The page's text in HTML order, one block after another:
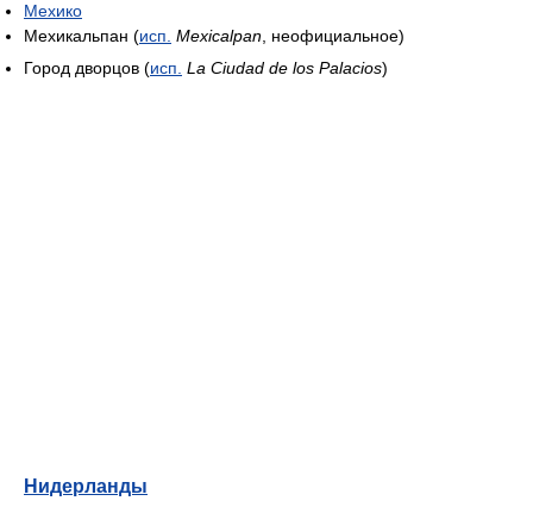
Мехико
Мехикальпан (исп. Mexicalpan , неофициальное)
Город дворцов (исп. La Ciudad de los Palacios)
Нидерланды